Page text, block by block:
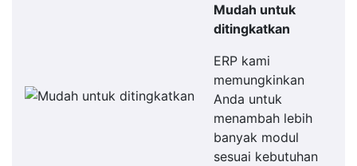
Mudah untuk
ditingkatkan
ERP kami
memungkinkan
Anda untuk
menambah lebih
banyak modul
sesuai kebutuhan